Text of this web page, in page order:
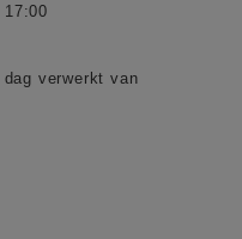
dag verwerkt van